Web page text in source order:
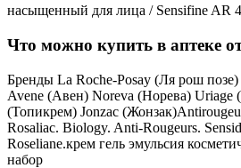
насыщенный для лица / Sensifine AR
Что можно купить в аптеке
Бренды La Roche-Posay (Ля рош
Avene (Авен) Noreva (Норева) Uriage
(Топикрем) Jonzac
Rosaliac. Biology. Anti-Rougeurs.
Roseliane.крем гель эмульсия
набор